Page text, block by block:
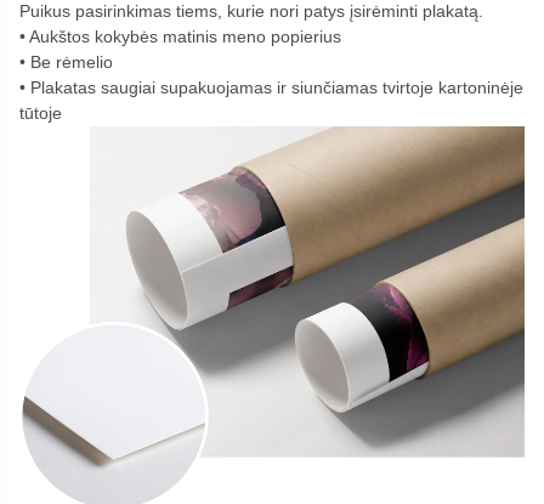
Puikus pasirinkimas tiems, kurie nori patys įsirėminti plakatą.
Aukštos kokybės matinis meno popierius
Be rėmelio
Plakatas saugiai supakuojamas ir siunčiamas tvirtoje kartoninėje
tūtoje